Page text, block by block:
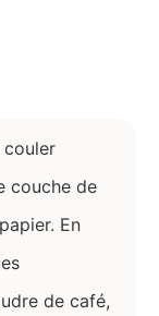
couche de
En
de café,